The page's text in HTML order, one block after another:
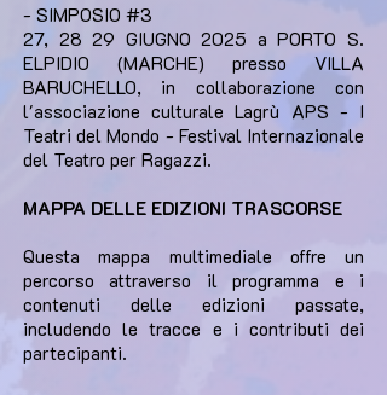
- SIMPOSIO #3
27, 28 29 GIUGNO 2025 a PORTO S.
ELPIDIO (MARCHE) presso VILLA
BARUCHELLO, in collaborazione con
l'associazione culturale Lagrù APS - I
Teatri del Mondo - Festival Internazionale
del Teatro per Ragazzi.
MAPPA DELLE EDIZIONI TRASCORSE
Questa mappa multimediale offre un
percorso attraverso il programma e i
contenuti delle edizioni passate,
includendo le tracce e i contributi dei
partecipanti.